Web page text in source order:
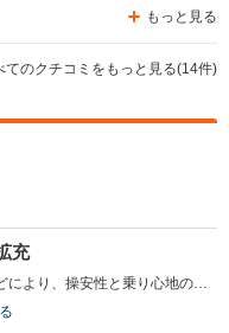
もっと見る
てのクチコミをもっと見る(14件)
充
ボディ剛性の強化や足回りのチューニングなどにより、操安性と乗り心地の向上が果たされた。また、この変更を機に、アウトドアライフスタイルのイメージが表現されたエクステリアと上質なインテリア、カラーコーディネートが施された「OVERTRAIL」が追加設定されている。充電用のUSB Type-Cが全車に2個追加されるなど、利便性の向上も目指された。（2024.2）